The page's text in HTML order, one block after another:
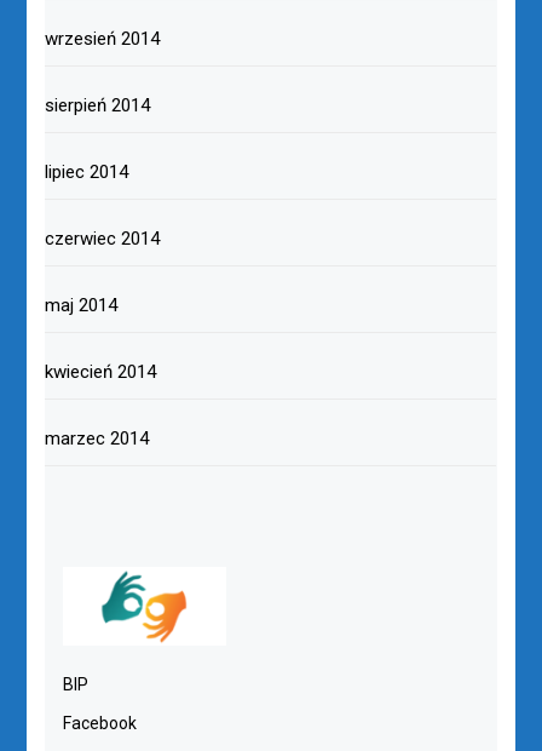
wrzesień 2014
sierpień 2014
lipiec 2014
czerwiec 2014
maj 2014
kwiecień 2014
marzec 2014
BIP
Facebook